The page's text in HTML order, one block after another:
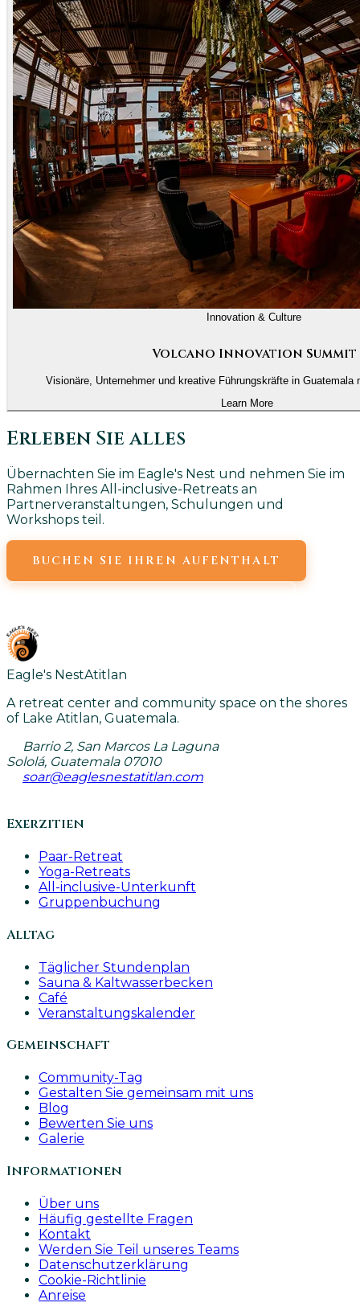
Innovation & Culture
Volcano Innovation Summit
Visionäre, Unternehmer und kreative Führungskräfte in Guatemala
Learn More
Erleben Sie alles
Übernachten Sie im Eagle's Nest und nehmen Sie im
Rahmen Ihres All-inclusive-Retreats an
Partnerveranstaltungen, Schulungen und
Workshops teil.
BUCHEN SIE IHREN AUFENTHALT
Eagle's NestAtitlan
A retreat center and community space on the shores
of Lake Atitlan, Guatemala.
Barrio 2, San Marcos La Laguna
Sololá, Guatemala 07010
soar@eaglesnestatitlan.com
Exerzitien
Paar-Retreat
Yoga-Retreats
All-inclusive-Unterkunft
Gruppenbuchung
Alltag
Täglicher Stundenplan
Sauna & Kaltwasserbecken
Café
Veranstaltungskalender
Gemeinschaft
Community-Tag
Gestalten Sie gemeinsam mit uns
Blog
Bewerten Sie uns
Galerie
Informationen
Über uns
Häufig gestellte Fragen
Kontakt
Werden Sie Teil unseres Teams
Datenschutzerklärung
Cookie-Richtlinie
Anreise